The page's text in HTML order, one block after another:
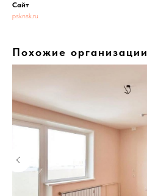
Сайт
psknsk.ru
Похожие организации